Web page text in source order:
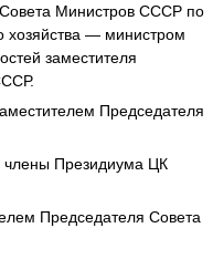
Министров СССР по
хозяйства — министром
заместителя
Председателя
Президиума ЦК
Председателя Совета